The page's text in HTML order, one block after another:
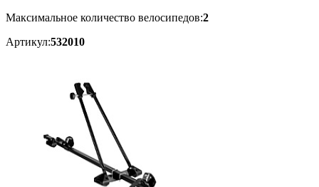
Максимальное количество велосипедов:2
Артикул:532010